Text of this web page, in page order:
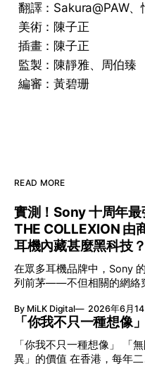
翻譯：Sakura@PAW
美術：陳子正
插畫：陳子正
監製：陳靜雅、周伯臻
編審：黃碧珊
READ MORE
實測！Sony 十周年
THE COLLEXION 由
耳機內藏甚麼黑科技？
在眾多耳機品牌中，Sony
列前茅——不但相關的網絡
VGP 金獎，也是 Amazon
By MiLK Digital 2026年6月14
「你我不只一種想像」
「你我不只一種想像」 「無限亮」邀請觀眾重新思考「差
異」的價值 在香港，每年二、三月的春季，一個名字低調但